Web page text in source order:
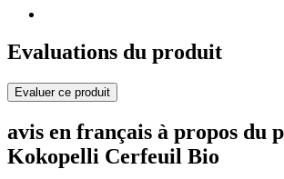
Evaluations du produit
Evaluer ce produit
avis en français à propos du
Kokopelli Cerfeuil Bio